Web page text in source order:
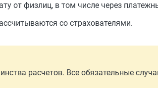
от физлиц, в том числе через
со страхователями.
расчетов. Все обязательные